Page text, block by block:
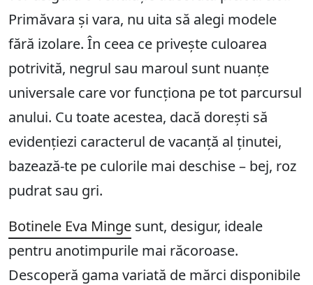
Primăvara și vara, nu uita să alegi modele
fără izolare. În ceea ce privește culoarea
potrivită, negrul sau maroul sunt nuanțe
universale care vor funcționa pe tot parcursul
anului. Cu toate acestea, dacă dorești să
evidențiezi caracterul de vacanță al ținutei,
bazează-te pe culorile mai deschise – bej, roz
pudrat sau gri.
Botinele Eva Minge sunt, desigur, ideale
pentru anotimpurile mai răcoroase.
Descoperă gama variată de mărci disponibile